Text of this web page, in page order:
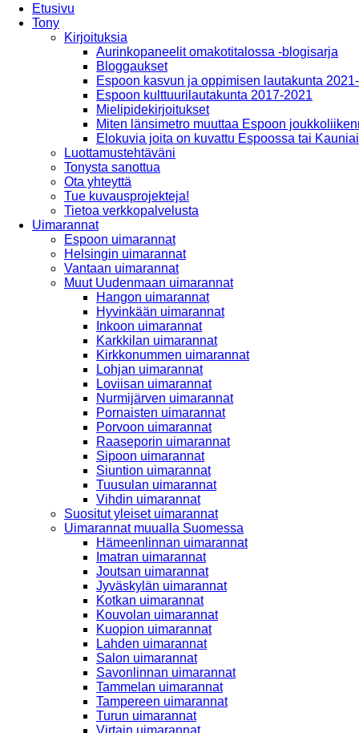
Etusivu
Tony
Kirjoituksia
Aurinkopaneelit omakotitalossa -blogisarja
Bloggaukset
Espoon kasvun ja oppimisen lautakunta
Espoon kulttuurilautakunta 2017-2021
Mielipidekirjoitukset
Miten länsimetro muuttaa Espoon
Elokuvia joita on kuvattu Espoossa tai
Luottamustehtäväni
Tonysta sanottua
Ota yhteyttä
Tue kuvausprojekteja!
Tietoa verkkopalvelusta
Uimarannat
Espoon uimarannat
Helsingin uimarannat
Vantaan uimarannat
Muut Uudenmaan uimarannat
Hangon uimarannat
Hyvinkään uimarannat
Inkoon uimarannat
Karkkilan uimarannat
Kirkkonummen uimarannat
Lohjan uimarannat
Loviisan uimarannat
Nurmijärven uimarannat
Pornaisten uimarannat
Porvoon uimarannat
Raaseporin uimarannat
Sipoon uimarannat
Siuntion uimarannat
Tuusulan uimarannat
Vihdin uimarannat
Suositut yleiset uimarannat
Uimarannat muualla Suomessa
Hämeenlinnan uimarannat
Imatran uimarannat
Joutsan uimarannat
Jyväskylän uimarannat
Kotkan uimarannat
Kouvolan uimarannat
Kuopion uimarannat
Lahden uimarannat
Salon uimarannat
Savonlinnan uimarannat
Tammelan uimarannat
Tampereen uimarannat
Turun uimarannat
Virtain uimarannat